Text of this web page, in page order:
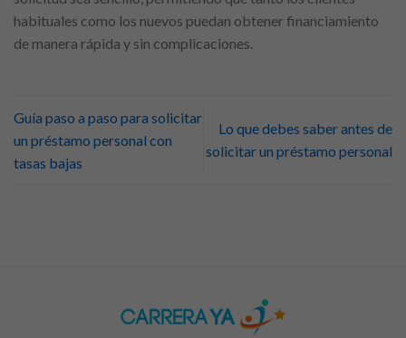
habituales como los nuevos puedan obtener financiamiento
de manera rápida y sin complicaciones.
Guía paso a paso para solicitar
un préstamo personal con
tasas bajas
Lo que debes saber antes de
solicitar un préstamo personal